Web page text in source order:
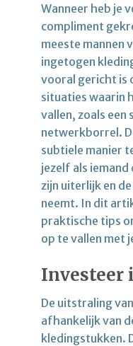
Wanneer heb je
compliment
meeste mannen
ingetogen
vooral gericht is
situaties waarin
vallen, zoals
netwerkborrel.
subtiele manier
jezelf als iemand
zijn uiterlijk en
neemt. In dit
praktische tips
op te vallen met
De uitstraling
afhankelijk van
kledingstukken.